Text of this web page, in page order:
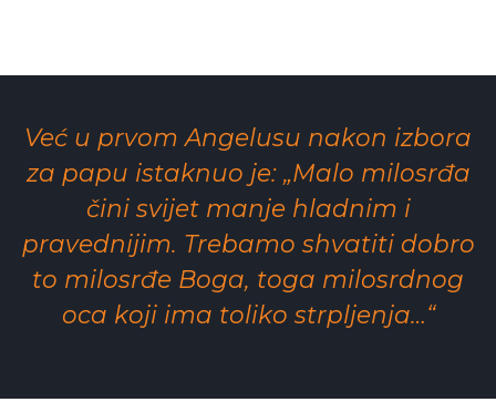
Već u prvom Angelusu nakon izbora
za papu istaknuo je: „Malo milosrđa
čini svijet manje hladnim i
pravednijim. Trebamo shvatiti dobro
to milosrđe Boga, toga milosrdnog
oca koji ima toliko strpljenja…“